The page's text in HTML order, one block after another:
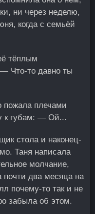
ни через неделю,
когда с семьёй
тёплым
Что-то давно ты
плечами
к губам: — Ой...
стола и наконец-
Таня написала
молчание,
почти два месяца на
почему-то так и не
забыла об этом.